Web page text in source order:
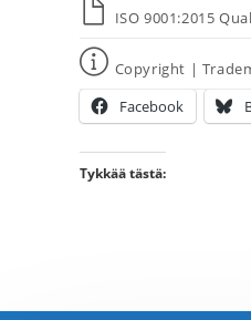
ISO 9001:2015
Copyright |
Facebook
Tykkää tästä: